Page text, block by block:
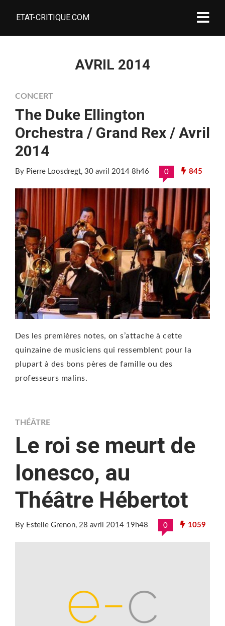
ETAT-CRITIQUE.COM
AVRIL 2014
CONCERT
The Duke Ellington
Orchestra / Grand Rex / Avril
2014
By Pierre Loosdregt, 30 avril 2014 8h46 0 845
Des les premières notes, on s’attache à cette
quinzaine de musiciens qui ressemblent pour la
plupart à des bons pères de famille ou des
professeurs malins.
THÉÂTRE
Le roi se meurt de
Ionesco, au
Théâtre Hébertot
By Estelle Grenon, 28 avril 2014 19h48 0 1059